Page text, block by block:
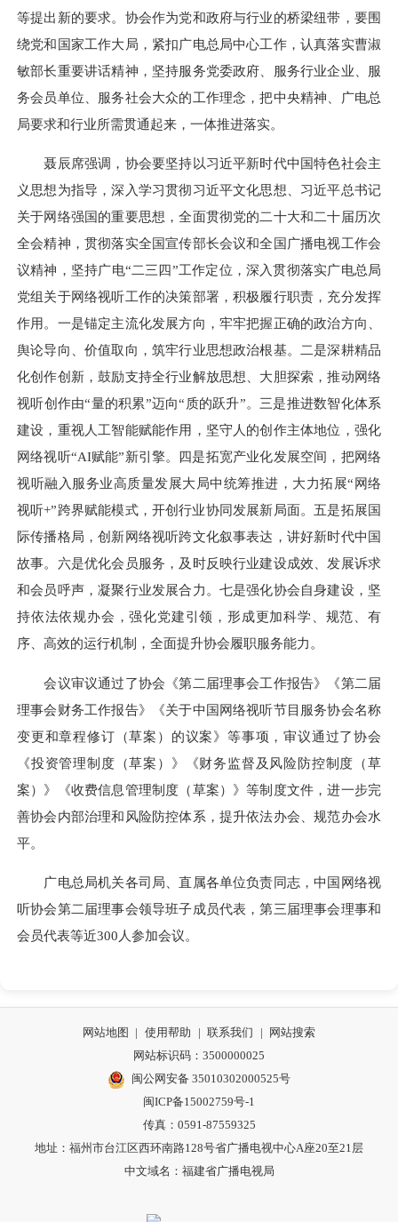
等提出新的要求。协会作为党和政府与行业的桥梁纽带，要围
绕党和国家工作大局，紧扣广电总局中心工作，认真落实曹淑
敏部长重要讲话精神，坚持服务党委政府、服务行业企业、服
务会员单位、服务社会大众的工作理念，把中央精神、广电总
局要求和行业所需贯通起来，一体推进落实。
聂辰席强调，协会要坚持以习近平新时代中国特色社会主
义思想为指导，深入学习贯彻习近平文化思想、习近平总书记
关于网络强国的重要思想，全面贯彻党的二十大和二十届历次
全会精神，贯彻落实全国宣传部长会议和全国广播电视工作会
议精神，坚持广电“二三四”工作定位，深入贯彻落实广电总局
党组关于网络视听工作的决策部署，积极履行职责，充分发挥
作用。一是锚定主流化发展方向，牢牢把握正确的政治方向、
舆论导向、价值取向，筑牢行业思想政治根基。二是深耕精品
化创作创新，鼓励支持全行业解放思想、大胆探索，推动网络
视听创作由“量的积累”迈向“质的跃升”。三是推进数智化体系
建设，重视人工智能赋能作用，坚守人的创作主体地位，强化
网络视听“AI赋能”新引擎。四是拓宽产业化发展空间，把网络
视听融入服务业高质量发展大局中统筹推进，大力拓展“网络
视听+”跨界赋能模式，开创行业协同发展新局面。五是拓展国
际传播格局，创新网络视听跨文化叙事表达，讲好新时代中国
故事。六是优化会员服务，及时反映行业建设成效、发展诉求
和会员呼声，凝聚行业发展合力。七是强化协会自身建设，坚
持依法依规办会，强化党建引领，形成更加科学、规范、有
序、高效的运行机制，全面提升协会履职服务能力。
会议审议通过了协会《第二届理事会工作报告》《第二届
理事会财务工作报告》《关于中国网络视听节目服务协会名称
变更和章程修订（草案）的议案》等事项，审议通过了协会
《投资管理制度（草案）》《财务监督及风险防控制度（草
案）》《收费信息管理制度（草案）》等制度文件，进一步完
善协会内部治理和风险防控体系，提升依法办会、规范办会水
平。
广电总局机关各司局、直属各单位负责同志，中国网络视
听协会第二届理事会领导班子成员代表，第三届理事会理事和
会员代表等近300人参加会议。
网站地图 | 使用帮助 | 联系我们 |
网站搜索
网站标识码：3500000025
闽公网安备 35010302000525号
闽ICP备15002759号-1
传真：0591-87559325
地址：福州市台江区西环南路128号省广播电视中心A座20至21层
中文域名：福建省广播电视局